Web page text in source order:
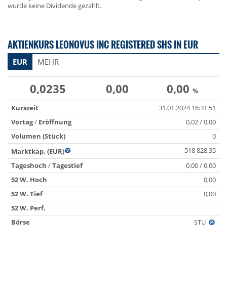
wurde keine Dividende gezahlt.
AKTIENKURS LEONOVUS INC REGISTERED SHS IN EUR
EUR MEHR
0,0235 0,00 0,00 %
Kurszeit
31.01.2024 16:31:51
Vortag/ Eröffnung
0,02 / 0,00
Volumen (Stück)
0
Marktkap. (EUR)
518 828,35
Tageshoch /Tagestief
0,00 / 0,00
52 W. Hoch
0,00
52 W. Tief
0,00
52 W. Perf.
Börse
STU